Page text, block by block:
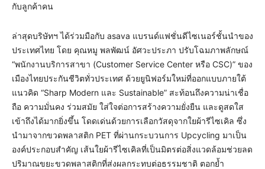
กับลูกค้าคน
ล่าสุดบริษัทฯ ได้ร่วมมือกับ asava แบรนด์แฟชั่นดีไซเนอร์ชั้นนำของ
ประเทศไทย โดย คุณหมู พลพัฒน์ อัศวะประภา ปรับโฉมภาพลักษณ์
“พนักงานบริการสาขา (Customer Service Center หรือ CSC)” ของ
เมืองไทยประกันชีวิตทั่วประเทศ ด้วยยูนิฟอร์มใหม่ที่ออกแบบภายใต้
แนวคิด “Sharp Modern และ Sustainable” สะท้อนถึงความน่าเชื่อ
ถือ ความมั่นคง ร่วมสมัย ใส่ใจต่อการสร้างความยั่งยืน และดูสดใส
เข้าถึงได้มากยิ่งขึ้น โดดเด่นด้วยการเลือกวัสดุจากใยผ้ารีไซเคิล ซึ่ง
นำมาจากขวดพลาสติก PET ที่ผ่านกระบวนการ Upcycling มาเป็น
องค์ประกอบสำคัญ เส้นใยผ้ารีไซเคิลที่เป็นมิตรต่อสิ่งแวดล้อมช่วยลด
ปริมาณขยะขวดพลาสติกที่ส่งผลกระทบต่อธรรมชาติ ตอกย้ำ